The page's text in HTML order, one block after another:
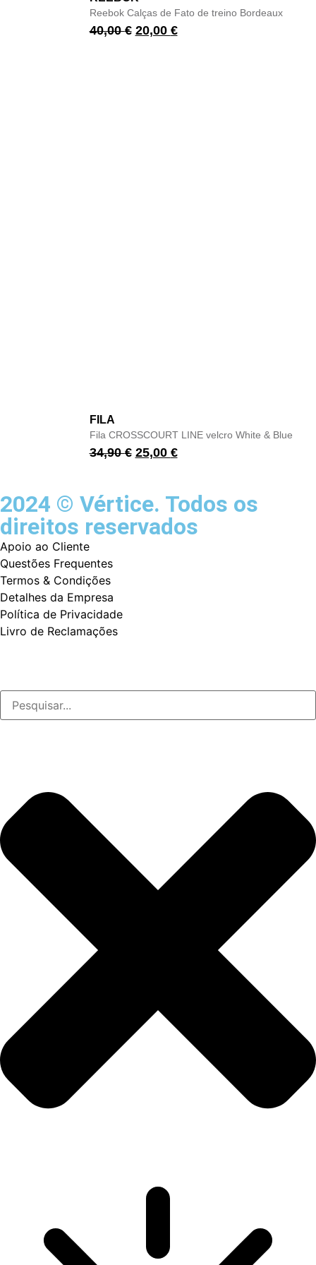
Reebok Calças de Fato de treino Bordeaux
40,00€ 20,00 €
FILA
Fila CROSSCOURT LINE velcro White & Blue
34,90€ 25,00 €
2024 © Vértice. Todos os
direitos reservados
Apoio ao Cliente
Questões Frequentes
Termos & Condições
Detalhes da Empresa
Política de Privacidade
Livro de Reclamações